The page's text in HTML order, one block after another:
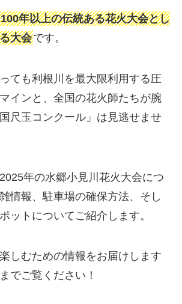
100年以上の伝統ある花火大会とし
大会です。
ても利根川を最大限利用する圧
インと、全国の花火師たちが腕
尺玉コンクール」は見逃せませ
年の水郷小見川花火大会につ
情報、駐車場の確保方法、そし
ットについてご紹介します。
しむための情報をお届けします
でご覧ください！